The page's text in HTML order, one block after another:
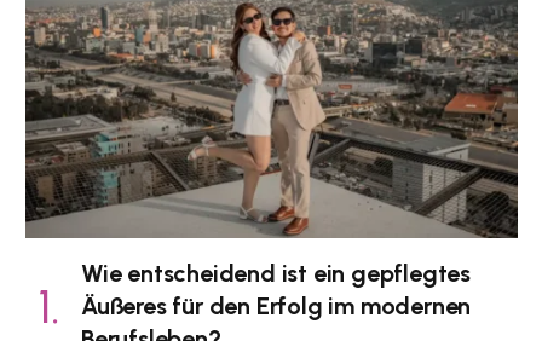
Wie entscheidend ist ein gepflegtes
Äußeres für den Erfolg im modernen